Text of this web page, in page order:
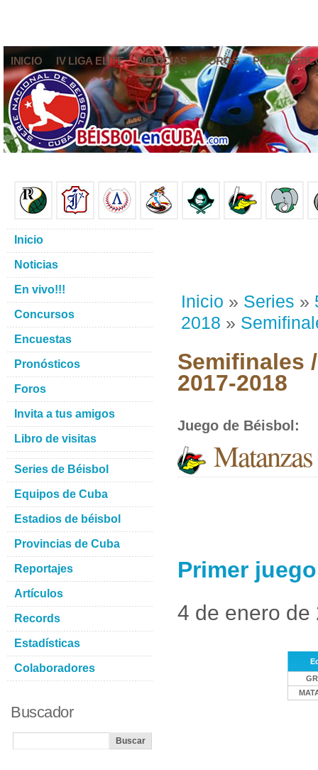
INICIO IV LIGA ELITE NOTICIAS FOROS
Inicio » Series »
2018 »
Semifinales
2017-2018
Juego de Béisbol :
Primer
4 de enero de
Inicio
Noticias
En vivo!!!
Concursos
Encuestas
Pronósticos
Foros
Invita a tus amigos
Libro de visitas
Series de Béisbol
Equipos de Cuba
Estadios de béisbol
Provincias de Cuba
Reportajes
Artículos
Records
Estadísticas
Colaboradores
Buscador